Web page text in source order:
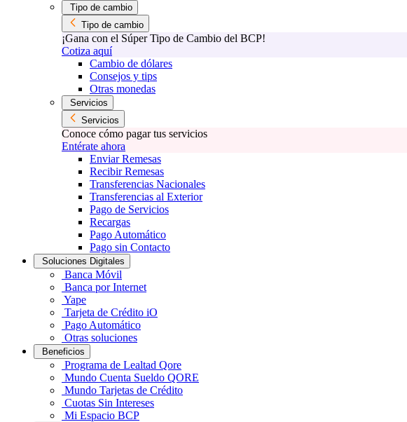
Tipo de cambio
Tipo de cambio
¡Gana con el Súper Tipo de Cambio del BCP!
Cotiza aquí
Cambio de dólares
Consejos y tips
Otras monedas
Servicios
Servicios
Conoce cómo pagar tus servicios
Entérate ahora
Enviar Remesas
Recibir Remesas
Transferencias Nacionales
Transferencias al Exterior
Pago de Servicios
Recargas
Pago Automático
Pago sin Contacto
Soluciones Digitales
Banca Móvil
Banca por Internet
Yape
Tarjeta de Crédito iO
Pago Automático
Otras soluciones
Beneficios
Programa de Lealtad Qore
Mundo Cuenta Sueldo QORE
Mundo Tarjetas de Crédito
Cuotas Sin Intereses
Mi Espacio BCP